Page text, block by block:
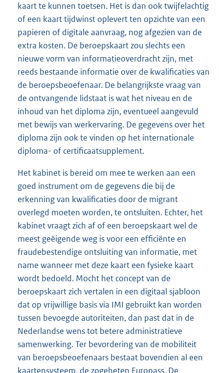
kaart te kunnen toetsen. Het is dan ook twijfelachtig
of een kaart tijdwinst oplevert ten opzichte van een
papieren of digitale aanvraag, nog afgezien van de
extra kosten. De beroepskaart zou slechts een
nieuwe vorm van informatieoverdracht zijn, met
reeds bestaande informatie over de kwalificaties van
de beroepsbeoefenaar. De belangrijkste vraag van
de ontvangende lidstaat is wat het niveau en de
inhoud van het diploma zijn, eventueel aangevuld
met bewijs van werkervaring. De gegevens over het
diploma zijn ook te vinden op het internationale
diploma- of certificaatsupplement.
Het kabinet is bereid om mee te werken aan een
goed instrument om de gegevens die bij de
erkenning van kwalificaties door de migrant
overlegd moeten worden, te ontsluiten. Echter, het
kabinet vraagt zich af of een beroepskaart wel de
meest geëigende weg is voor een efficiënte en
fraudebestendige ontsluiting van informatie, met
name wanneer met deze kaart een fysieke kaart
wordt bedoeld. Mocht het concept van de
beroepskaart zich vertalen in een digitaal sjabloon
dat op vrijwillige basis via IMI gebruikt kan worden
tussen bevoegde autoriteiten, dan past dat in de
Nederlandse wens tot betere administratieve
samenwerking. Ter bevordering van de mobiliteit
van beroepsbeoefenaars bestaat bovendien al een
kaartensysteem, de zogeheten Europass. De